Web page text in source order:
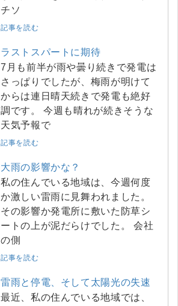
チソ
記事を読む
ラストスパートに期待
7月も前半が雨や曇り続きで発電は
さっぱりでしたが、梅雨が明けて
からは連日晴天続きで発電も絶好
調です。 今週も晴れが続きそうな
天気予報で
記事を読む
大雨の影響かな？
私の住んでいる地域は、今週何度
か激しい雷雨に見舞われました。
その影響か発電所に敷いた防草シ
ートの上が泥だらけでした。 会社
の側
記事を読む
雷雨と停電、そして太陽光の失速
最近、私の住んでいる地域では、